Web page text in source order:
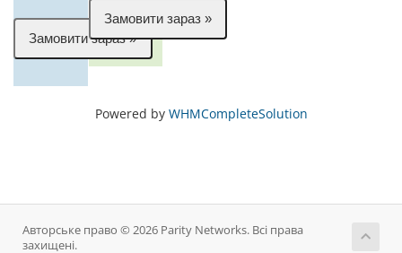
Powered by WHMCompleteSolution
Авторське право © 2026 Parity Networks. Всі права
захищені.